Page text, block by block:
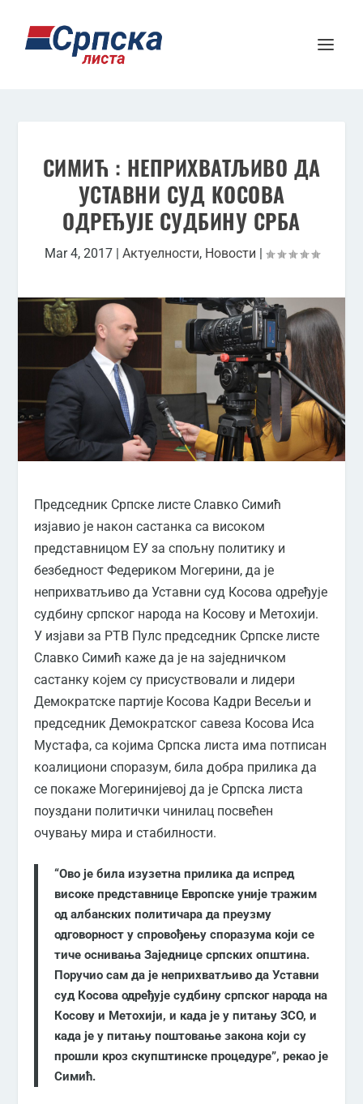
СИМИЋ : НЕПРИХВАТЉИВО ДА
УСТАВНИ СУД КОСОВА
ОДРЕЂУЈЕ СУДБИНУ СРБА
Mar 4, 2017| Актуелности, Новости |
Председник Српске листе Славко Симић
изјавио је након састанка са високом
представницом ЕУ за спољну политику и
безбедност Федериком Могерини, да је
неприхватљиво да Уставни суд Косова одређује
судбину српског народа на Косову и Метохији.
У изјави за РТВ Пулс председник Српске листе
Славко Симић каже да је на заједничком
састанку којем су присуствовали и лидери
Демократске партије Косова Кадри Весељи и
председник Демократског савеза Косова Иса
Мустафа, са којима Српска листа има потписан
коалициони споразум, била добра прилика да
се покаже Могеринијевој да је Српска листа
поуздани политички чинилац посвећен
очувању мира и стабилности.
“Ово је била изузетна прилика да испред
високе представнице Европске уније тражим
од албанских политичара да преузму
одговорност у спровођењу споразума који се
тиче оснивања Заједнице српских општина.
Поручио сам да је неприхватљиво да Уставни
суд Косова одређује судбину српског народа на
Косову и Метохији, и када је у питању ЗСО, и
када је у питању поштовање закона који су
прошли кроз скупштинске процедуре”, рекао је
Симић.